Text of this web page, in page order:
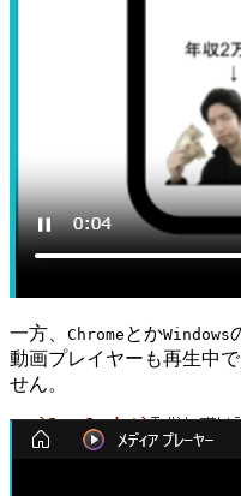
一方、 Chrome とかWindows
動画プレイヤーも再生中
せん。